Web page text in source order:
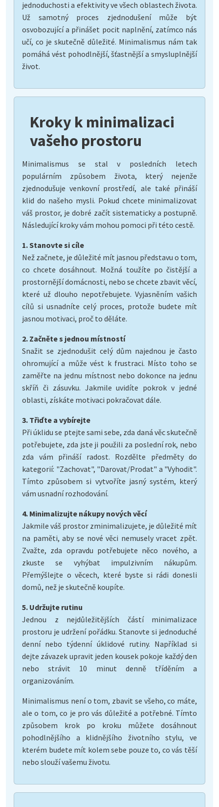
jednoduchosti a efektivity ve všech oblastech života.
Už samotný proces zjednodušení může být
osvobozující a přinášet pocit naplnění, zatímco nás
učí, co je skutečně důležité. Minimalismus nám tak
pomáhá vést pohodlnější, šťastnější a smysluplnější
život.
Kroky k minimalizaci
vašeho prostoru
Minimalismus se stal v posledních letech
populárním způsobem života, který nejenže
zjednodušuje venkovní prostředí, ale také přináší
klid do našeho mysli. Pokud chcete minimalizovat
váš prostor, je dobré začít sistematicky a postupně.
Následující kroky vám mohou pomoci při této cestě.
1. Stanovte si cíle
Než začnete, je důležité mít jasnou představu o tom,
co chcete dosáhnout. Možná toužíte po čistější a
prostornější domácnosti, nebo se chcete zbavit věcí,
které už dlouho nepotřebujete. Vyjasněním vašich
cílů si usnadníte celý proces, protože budete mít
jasnou motivaci, proč to děláte.
2. Začněte s jednou místností
Snažit se zjednodušit celý dům najednou je často
ohromující a může vést k frustraci. Místo toho se
zaměřte na jednu místnost nebo dokonce na jednu
skříň či zásuvku. Jakmile uvidíte pokrok v jedné
oblasti, získáte motivaci pokračovat dále.
3. Třiďte a vybírejte
Při úklidu se ptejte sami sebe, zda daná věc skutečně
potřebujete, zda jste ji použili za poslední rok, nebo
zda vám přináší radost. Rozdělte předměty do
kategorií: "Zachovat", "Darovat/Prodat" a "Vyhodit".
Tímto způsobem si vytvoříte jasný systém, který
vám usnadní rozhodování.
4. Minimalizujte nákupy nových věcí
Jakmile váš prostor zminimalizujete, je důležité mít
na paměti, aby se nové věci nemusely vracet zpět.
Zvažte, zda opravdu potřebujete něco nového, a
zkuste se vyhýbat impulzivním nákupům.
Přemýšlejte o věcech, které byste si rádi donesli
domů, než je skutečně koupíte.
5. Udržujte rutinu
Jednou z nejdůležitějších částí minimalizace
prostoru je udržení pořádku. Stanovte si jednoduché
denní nebo týdenní úklidové rutiny. Například si
dejte závazek upravit jeden kousek pokoje každý den
nebo strávit 10 minut denně tříděním a
organizováním.
Minimalismus není o tom, zbavit se všeho, co máte,
ale o tom, co je pro vás důležité a potřebné. Tímto
způsobem krok po kroku můžete dosáhnout
pohodlnějšího a klidnějšího životního stylu, ve
kterém budete mít kolem sebe pouze to, co vás těší
nebo slouží vašemu životu.